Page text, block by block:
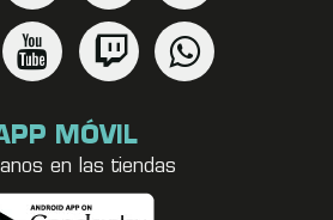
MÓVIL
en las tiendas